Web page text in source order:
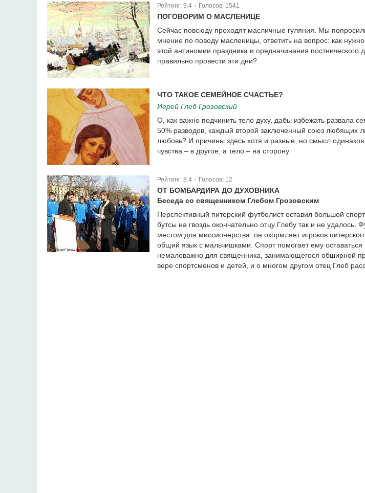
Рейтинг: 9.4 Голосов: 1541
ПОГОВОРИМ О МАСЛЕНИЦЕ
Сейчас повсюду проходят масличные гуляния. Мы
мнение по поводу масленицы, ответить на вопрос: как нужно
этой антиномии праздника и предначинания постнического
правильно провести эти дни?
ЧТО ТАКОЕ СЕМЕЙНОЕ СЧАСТЬЕ?
Иерей Глеб Грозовский
О, как важно подчинить тело духу, дабы избежать развала
50% разводов, каждый второй заключенный союз любящих
любовь? И причины здесь хотя и разные, но смысл
чувства – в другое, а тело – на сторону.
Рейтинг: 8.4 Голосов: 12
ОТ БОМБАРДИРА ДО ДУХОВНИКА
Беседа со священником Глебом Грозовским
Перспективный питерский футболист оставил большой
бутсы на гвоздь окончательно отцу Глебу так и не удалось.
местом для миссионерства: он окормляет игроков
общий язык с мальчишками. Спорт помогает ему
немаловажно для священника, занимающегося обширной
вере спортсменов и детей, и о многом другом отец Глеб